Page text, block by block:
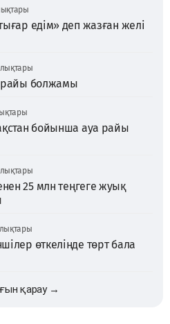
едім» деп жазған желі
райы болжамы
бойынша ауа райы
25 млн теңгеге жуық
өткелінде төрт бала
қарау →